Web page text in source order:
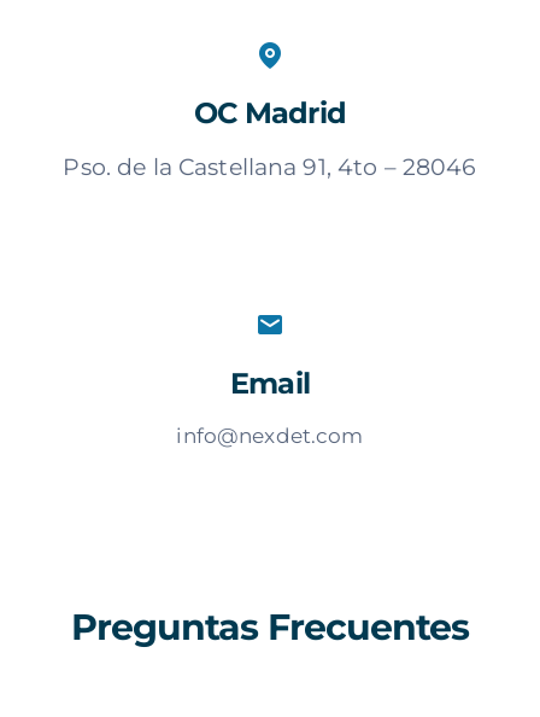
OC Madrid
Pso. de la Castellana 91, 4to – 28046
Email
info@nexdet.com
Preguntas Frecuentes